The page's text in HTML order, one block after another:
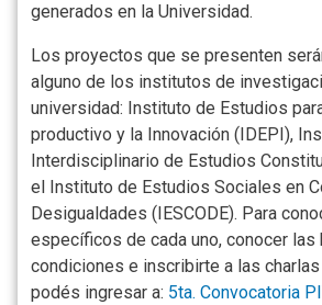
generados en la Universidad.
Los proyectos que se presenten
alguno de los institutos de
universidad: Instituto de Estudios
productivo y la Innovación (IDEPI),
Interdisciplinario de Estudios
el Instituto de Estudios Sociales en
Desigualdades (IESCODE). Para
específicos de cada uno, conocer las
condiciones e inscribirte a las
podés ingresar a: 5ta. Convocatoria